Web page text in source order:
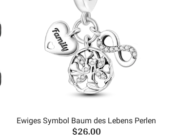
Ewiges Symbol Baum des Lebens Perlen
$26.00